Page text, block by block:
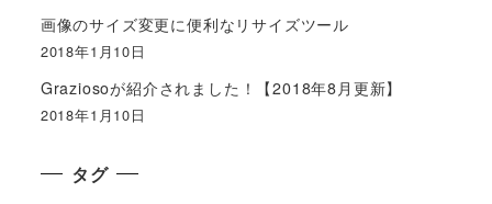
画像のサイズ変更に便利なリサイズツール
2018年1月10日
Graziosoが紹介されました！【2018年8月更新】
2018年1月10日
タグ